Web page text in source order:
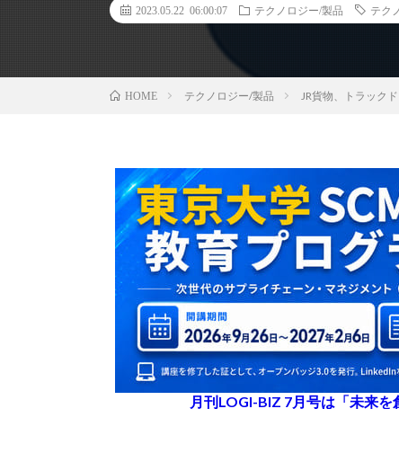
2023.05.22 06:00:07 テクノロジー/製品 テク
HOME テクノロジー/製品 JR貨物、トラック
月刊LOGI-BIZ 7月号は「未来